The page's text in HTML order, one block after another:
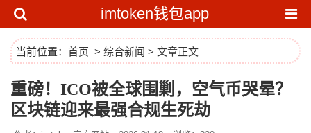
imtoken钱包app
当前位置： 首页 > 综合新闻 > 文章正文
重磅！ICO被全球围剿，空气币哭晕？
区块链迎来最强合规生死劫